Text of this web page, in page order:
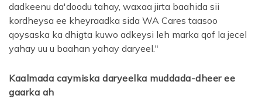
dadkeenu da'doodu tahay, waxaa jirta baahida sii
kordheysa ee kheyraadka sida WA Cares taasoo
qoysaska ka dhigta kuwo adkeysi leh marka qof la jecel
yahay uu u baahan yahay daryeel."
Kaalmada caymiska daryeelka muddada-dheer ee
gaarka ah